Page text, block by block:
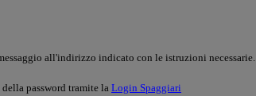
all'indirizzo indicato con le istruzioni necessarie.
password tramite la Login Spaggiari